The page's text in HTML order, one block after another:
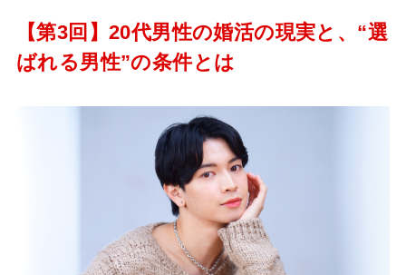
【第3回】20代男性の婚活の現実と、“選
ばれる男性”の条件とは